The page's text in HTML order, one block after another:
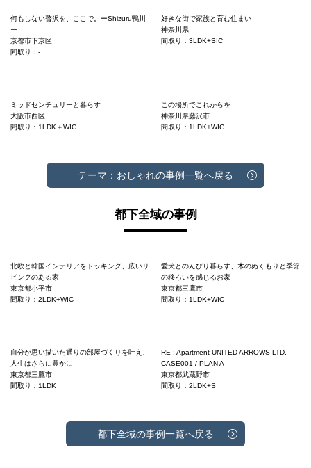
何もしない贅沢を、ここで。ーShizuru鴨川
ー
京都市下京区
間取り：-
好きな街で家族と育む住まい
神奈川県
間取り：3LDK+SIC
ミッドセンチュリーと暮らす
大阪市西区
間取り：1LDK＋WIC
この場所でこれからを
神奈川県藤沢市
間取り：1LDK+WIC
テーマ：おしゃれの事例一覧へ戻る
都下全域の事例
北欧と韓国インテリアをドッキング、広いリ
ビングのある家
東京都小平市
間取り：2LDK+WIC
愛犬とのんびり暮らす、木のぬくもりと季節
の移ろいを感じるお家
東京都三鷹市
間取り：1LDK+WIC
自分が思い描いた通りの部屋づくりを叶え、
人生はさらに豊かに
東京都三鷹市
間取り：1LDK
RE : Apartment UNITED ARROWS LTD.
CASE001 / PLAN A
東京都武蔵野市
間取り：2LDK+S
都下全域の事例一覧へ戻る